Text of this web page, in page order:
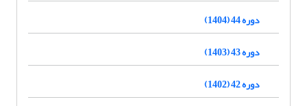
دوره 44 (1404)
دوره 43 (1403)
دوره 42 (1402)